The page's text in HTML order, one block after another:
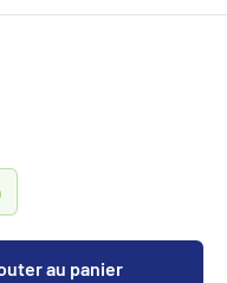
au panier